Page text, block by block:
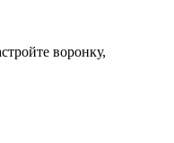
воронку,